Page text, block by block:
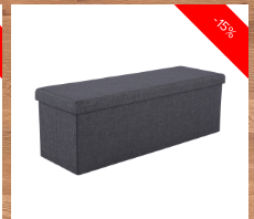
-15%